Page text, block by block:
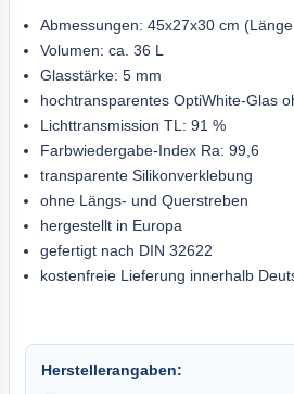
Abmessungen: 45x27x30 cm
Volumen: ca. 36 L
Glasstärke: 5 mm
hochtransparentes OptiWhite-Glas
Lichttransmission TL: 91 %
Farbwiedergabe-Index Ra: 99,6
transparente Silikonverklebung
ohne Längs- und Querstreben
hergestellt in Europa
gefertigt nach DIN 32622
kostenfreie Lieferung innerhalb
Herstellerangaben: